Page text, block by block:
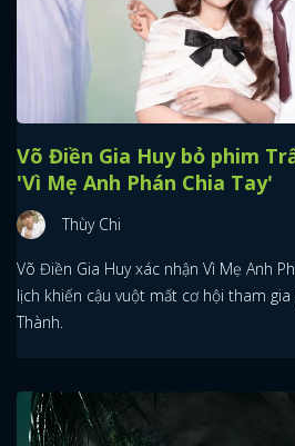
Võ Điền Gia Huy bỏ phim
'Vì Mẹ Anh Phán Chia Tay'
Thùy Chi
Võ Điền Gia Huy xác nhận Vì Mẹ Anh
lịch khiến cậu vuột mất cơ hội tham
Thành.